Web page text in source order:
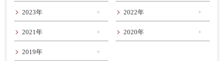
2023年 2022年
2021年 2020年
2019年